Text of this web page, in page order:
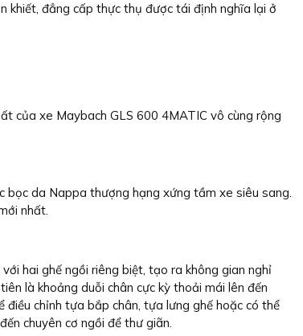
khiết, đẳng cấp thực thụ được tái định nghĩa lại ở
của xe Maybach GLS 600 4MATIC vô cùng rộng
bọc da Nappa thượng hạng xứng tầm xe siêu sang.
nhất.
hai ghế ngồi riêng biệt, tạo ra không gian nghỉ
là khoảng duỗi chân cực kỳ thoải mái lên đến
chỉnh tựa bắp chân, tựa lưng ghế hoặc có thể
chuyên cơ ngồi để thư giãn.